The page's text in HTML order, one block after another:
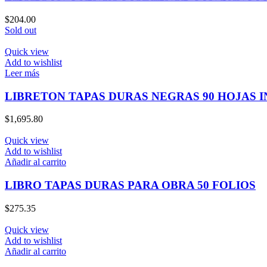
$204.00
Sold out
Quick view
Add to wishlist
Leer más
LIBRETON TAPAS DURAS NEGRAS 90 HOJAS
$1,695.80
Quick view
Add to wishlist
Añadir al carrito
LIBRO TAPAS DURAS PARA OBRA 50 FOLIOS
$275.35
Quick view
Add to wishlist
Añadir al carrito